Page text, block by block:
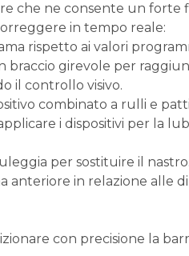
che ne consente un forte
in tempo reale:
rispetto ai valori
braccio girevole per
il controllo visivo.
combinato a rulli e
i dispositivi per la
per sostituire il nastro.
in relazione alle
con precisione la